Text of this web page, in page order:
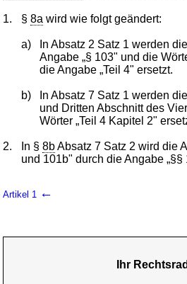
1. §8a wird wie folgt geändert:
a)
In Absatz 2 Satz 1 werden
Angabe „§ 103" und die
die Angabe „Teil 4" ersetzt.
b)
In Absatz 7 Satz 1 werden
und Dritten Abschnitt des
Wörter „Teil 4 Kapitel 2"
2. In §8bAbsatz 7 Satz 2 wird die
und 101b" durch die Angabe
Artikel 1 ←
Ihr